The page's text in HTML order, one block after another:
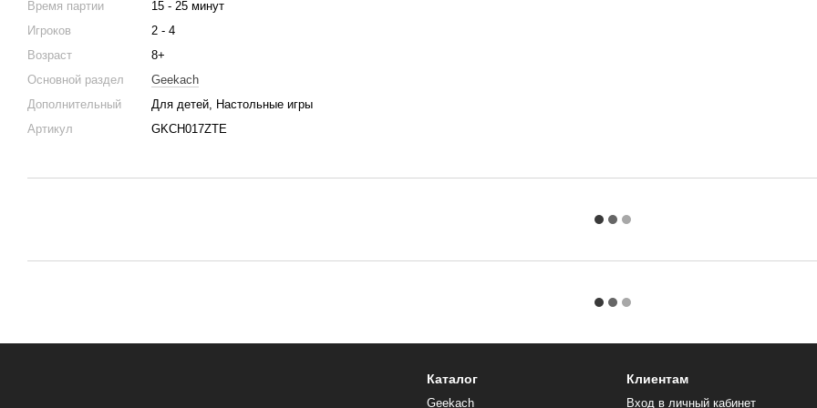
Время партии
15 - 25 минут
Игроков
2 - 4
Возраст
8+
Основной раздел
Geekach
Дополнительный
Для детей, Настольные игры
Артикул
GKCH017ZTE
Каталог
Geekach
Клиентам
Вход в личный кабинет